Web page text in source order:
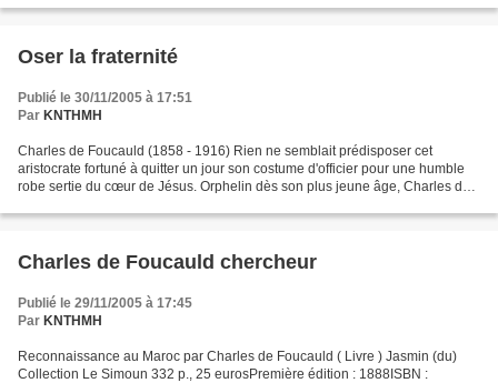
Oser la fraternité
Publié le 30/11/2005 à 17:51
Par KNTHMH
Charles de Foucauld (1858 - 1916) Rien ne semblait prédisposer cet
aristocrate fortuné à quitter un jour son costume d'officier pour une humble
robe sertie du cœur de Jésus. Orphelin dès son plus jeune âge, Charles de
Charles de Foucauld chercheur
Publié le 29/11/2005 à 17:45
Par KNTHMH
Reconnaissance au Maroc par Charles de Foucauld ( Livre ) Jasmin (du)
Collection Le Simoun 332 p., 25 eurosPremière édition : 1888ISBN :